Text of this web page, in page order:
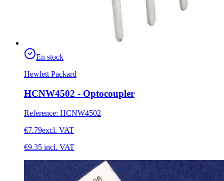
En stock
Hewlett Packard
HCNW4502 - Optocoupler
Reference: HCNW4502
€7.79excl. VAT
€9.35 incl. VAT